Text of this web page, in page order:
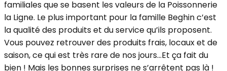
familiales que se basent les valeurs de la Poissonnerie
la Ligne. Le plus important pour la famille Beghin c’est
la qualité des produits et du service qu’ils proposent.
Vous pouvez retrouver des produits frais, locaux et de
saison, ce qui est très rare de nos jours…Et ça fait du
bien ! Mais les bonnes surprises ne s’arrêtent pas là !